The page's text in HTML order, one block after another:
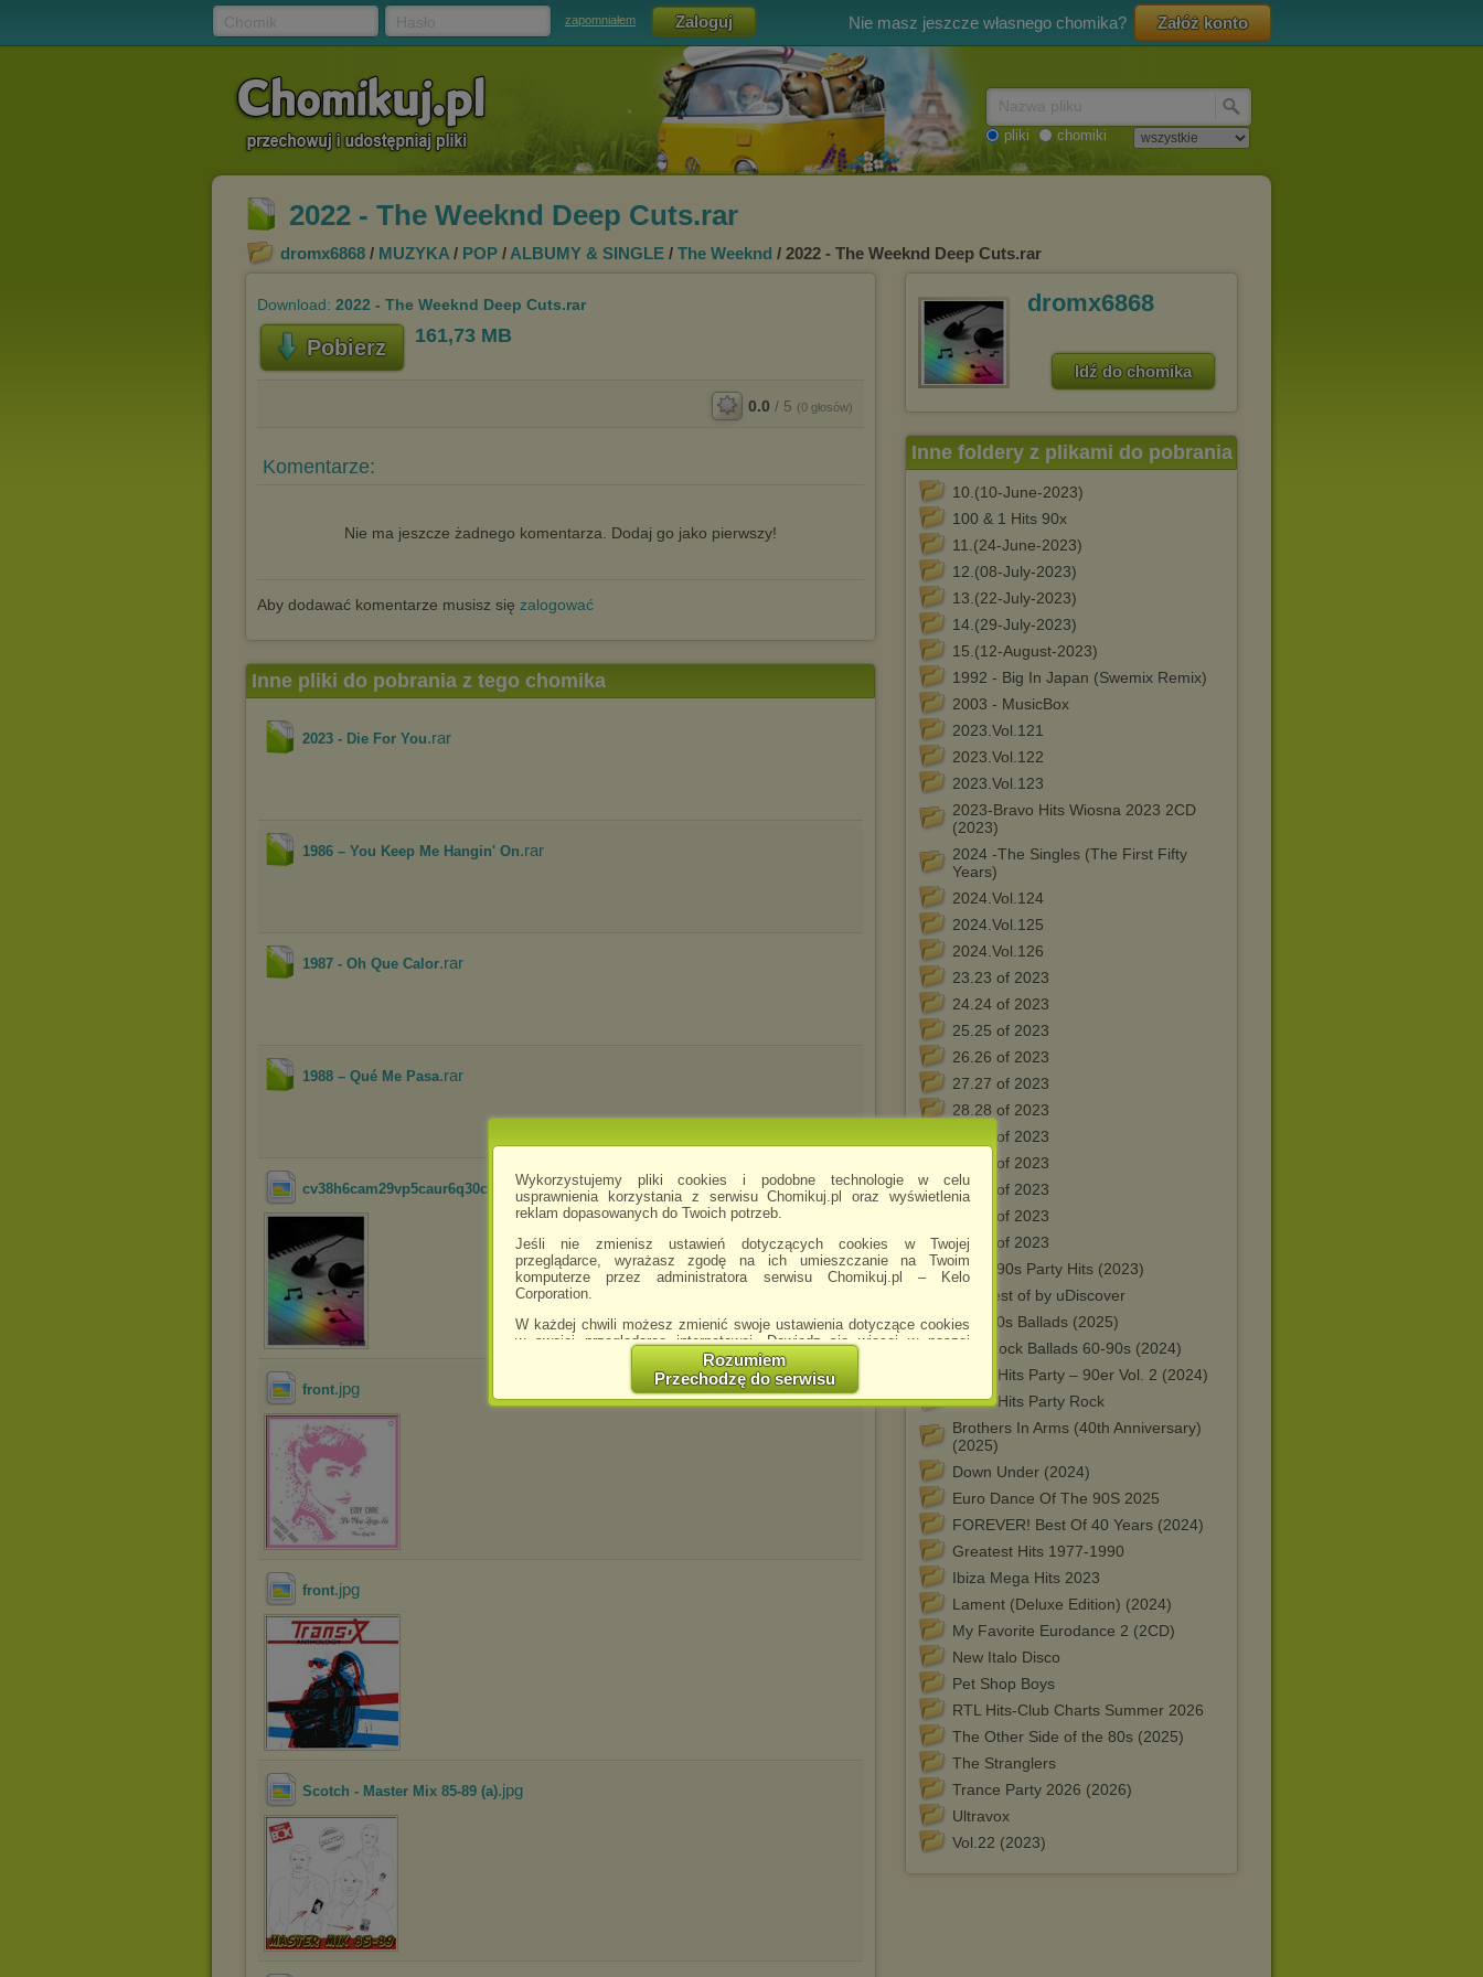
Wykorzystujemy pliki cookies i podobne technologie w celu
usprawnienia korzystania z serwisu Chomikuj.pl oraz wyświetlenia
reklam dopasowanych do Twoich potrzeb.
Jeśli nie zmienisz ustawień dotyczących cookies w Twojej
przeglądarce, wyrażasz zgodę na ich umieszczanie na Twoim
komputerze przez administratora serwisu Chomikuj.pl – Kelo
Corporation.
W każdej chwili możesz zmienić swoje ustawienia dotyczące cookies
w swojej przeglądarce internetowej. Dowiedz się więcej w naszej
http://chomikuj.pl/PolitykaPrywatnosci.aspx
Jednocześnie informujemy że zmiana ustawień przeglądarki może
spowodować ograniczenie korzystania ze strony Chomikuj.pl.
W przypadku braku twojej zgody na akceptację cookies niestety
Zaufanych Partnerów
(dostosowanie reklam do Twoich potrzeb, analiza skuteczności działań
Wyrażenie sprzeciwu spowoduje, że wyświetlana Ci reklama nie
będzie dopasowana do Twoich preferencji, a będzie to reklama
Istnieje możliwość zmiany ustawień przeglądarki internetowej w
sposób uniemożliwiający przechowywanie plików cookies na
urządzeniu końcowym. Można również usunąć pliki cookies,
dokonując odpowiednich zmian w ustawieniach przeglądarki
Pełną informację na ten temat znajdziesz pod adresem
Rozumiem
Przechodzę do serwisu
zapomniałem Nie masz jeszcze własnego chomika? Załóż konto
pliki chomiki
2022 - The Weeknd Deep Cuts.rar
dromx6868 / MUZYKA / POP / ALBUMY & SINGLE / The Weeknd / 2022 - The Weeknd Deep Cuts.rar
Download: 2022 - The Weeknd Deep Cuts.rar
Pobierz 161,73 MB
0.0 / 5 (0 głosów)
Komentarze:
Nie ma jeszcze żadnego komentarza. Dodaj go jako pierwszy!
Aby dodawać komentarze musisz się zalogować
dromx6868
Idź do chomika
Inne foldery z plikami do pobrania
10.(10-June-2023)
100 & 1 Hits 90x
11.(24-June-2023)
12.(08-July-2023)
13.(22-July-2023)
14.(29-July-2023)
15.(12-August-2023)
1992 - Big In Japan (Swemix Remix)
2003 - MusicBox
2023.Vol.121
2023.Vol.122
2023.Vol.123
2023-Bravo Hits Wiosna 2023 2CD
(2023)
2024 -The Singles (The First Fifty
Years)
2024.Vol.124
2024.Vol.125
2024.Vol.126
23.23 of 2023
24.24 of 2023
25.25 of 2023
26.26 of 2023
27.27 of 2023
28.28 of 2023
29.29 of 2023
30.30 of 2023
31.31 of 2023
32.32 of 2023
33.33 of 2023
80s & 90s Party Hits (2023)
90s Best of by uDiscover
Best 80s Ballads (2025)
Best Rock Ballads 60-90s (2024)
Bravo Hits Party – 90er Vol. 2 (2024)
Bravo Hits Party Rock
Brothers In Arms (40th Anniversary)
(2025)
Down Under (2024)
Euro Dance Of The 90S 2025
FOREVER! Best Of 40 Years (2024)
Greatest Hits 1977-1990
Ibiza Mega Hits 2023
Lament (Deluxe Edition) (2024)
My Favorite Eurodance 2 (2CD)
New Italo Disco
Pet Shop Boys
RTL Hits-Club Charts Summer 2026
The Other Side of the 80s (2025)
The Stranglers
Trance Party 2026 (2026)
Ultravox
Vol.22 (2023)
Inne pliki do pobrania z tego chomika
2023 - Die For You.rar
1986 ‎– You Keep Me Hangin' On.rar
1987 - ‎Oh Que Calor.rar
1988 – Qué Me Pasa.rar
cv38h6cam29vp5caur6q30ca16yylwcaoi9pcjcaqsqekdcakfo09b... .jpg
front.jpg
front.jpg
Scotch - Master Mix 85-89 (a).jpg